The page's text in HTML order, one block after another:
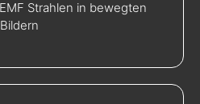
Strahlen in bewegten
Bildern